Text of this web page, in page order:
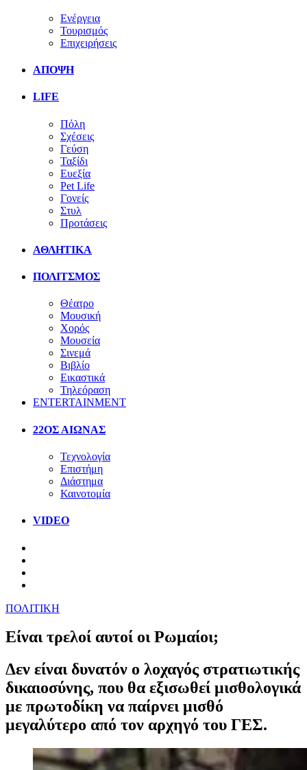
Ενέργεια
Τουρισμός
Επιχειρήσεις
ΑΠΟΨΗ
LIFE
Πόλη
Σχέσεις
Γεύση
Ταξίδι
Ευεξία
Pet Life
Γονείς
Στυλ
Προτάσεις
ΑΘΛΗΤΙΚΑ
ΠΟΛΙΤΣΜΟΣ
Θέατρο
Μουσική
Χορός
Μουσεία
Σινεμά
Βιβλίο
Εικαστικά
Τηλεόραση
ENTERTAINMENT
22ΟΣ ΑΙΩΝΑΣ
Τεχνολογία
Επιστήμη
Διάστημα
Καινοτομία
VIDEO
ΠΟΛΙΤΙΚΗ
Είναι τρελοί αυτοί οι Ρωμαίοι;
Δεν είναι δυνατόν ο λοχαγός στρατιωτικής
δικαιοσύνης, που θα εξισωθεί μισθολογικά
με πρωτοδίκη να παίρνει μισθό
μεγαλύτερο από τον αρχηγό του ΓΕΣ.